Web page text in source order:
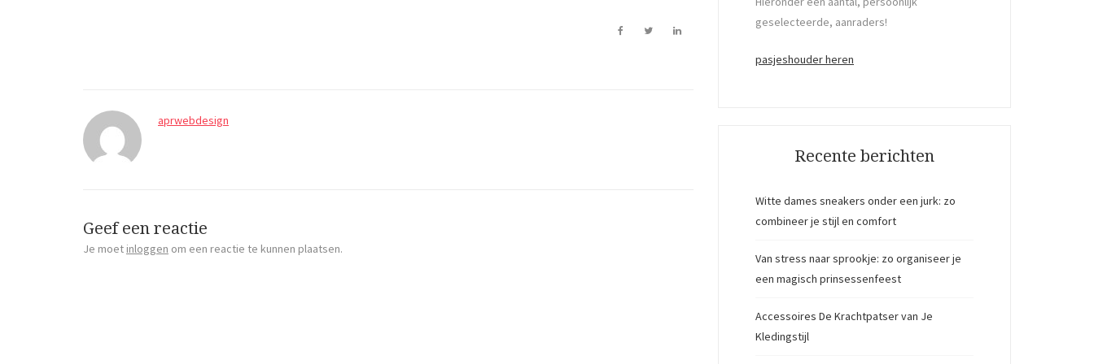
aprwebdesign
Geef een reactie
Je moet inloggen om een reactie te kunnen plaatsen.
geselecteerde, aanraders!
pasjeshouder heren
Recente berichten
Witte dames sneakers onder een jurk: zo
combineer je stijl en comfort
Van stress naar sprookje: zo organiseer je
een magisch prinsessenfeest
Accessoires De Krachtpatser van Je
Kledingstijl